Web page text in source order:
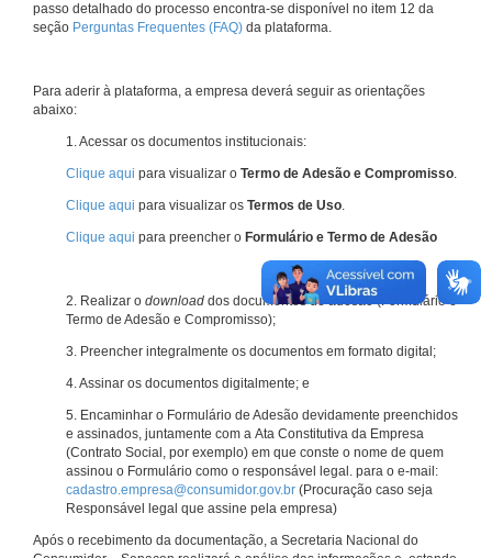
passo detalhado do processo encontra-se disponível no item 12 da
seção Perguntas Frequentes (FAQ) da plataforma.
Para aderir à plataforma, a empresa deverá seguir as orientações
abaixo:
1. Acessar os documentos institucionais:
Clique aqui para visualizar o Termo de Adesão e Compromisso.
Clique aqui para visualizar os Termos de Uso.
Clique aqui para preencher o Formulário e Termo de Adesão
2. Realizar o download dos documentos de adesão (Formulário e
Termo de Adesão e Compromisso);
3. Preencher integralmente os documentos em formato digital;
4. Assinar os documentos digitalmente; e
5. Encaminhar o Formulário de Adesão devidamente preenchidos
e assinados, juntamente com a Ata Constitutiva da Empresa
(Contrato Social, por exemplo) em que conste o nome de quem
assinou o Formulário como o responsável legal. para o e-mail:
cadastro.empresa@consumidor.gov.br (Procuração caso seja
Responsável legal que assine pela empresa)
Após o recebimento da documentação, a Secretaria Nacional do